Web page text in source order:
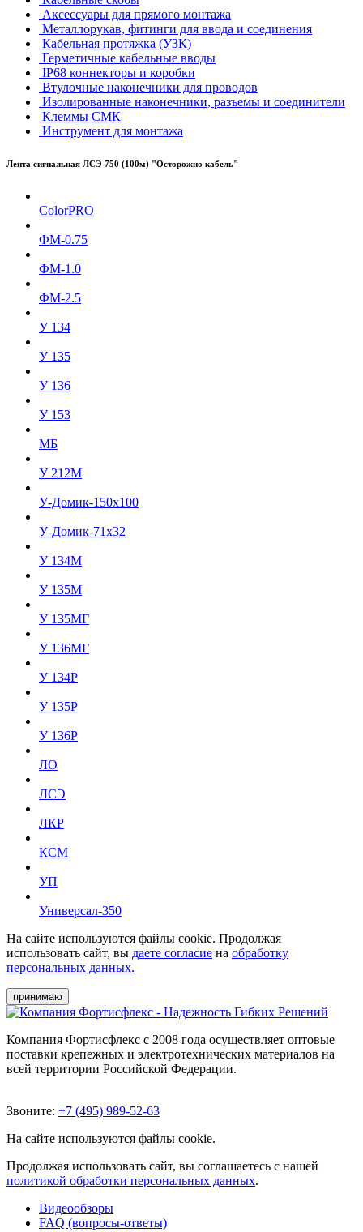
Аксессуары для прямого монтажа
Металлорукав, фитинги для ввода и соединения
Кабельная протяжка (УЗК)
Герметичные кабельные вводы
IP68 коннекторы и коробки
Втулочные наконечники для проводов
Изолированные наконечники, разъемы и соединители
Клеммы СМК
Инструмент для монтажа
Лента сигнальная ЛСЭ-750 (100м) "Осторожно кабель"
ColorPRO
ФМ-0.75
ФМ-1.0
ФМ-2.5
У 134
У 135
У 136
У 153
МБ
У 212М
У-Домик-150x100
У-Домик-71х32
У 134М
У 135М
У 135МГ
У 136МГ
У 134Р
У 135Р
У 136Р
ЛО
ЛСЭ
ЛКР
КСМ
УП
Универсал-350
На сайте используются файлы cookie. Продолжая
использовать сайт, вы даете согласие на обработку
персональных данных.
принимаю
Компания Фортисфлекс с 2008 года осуществляет оптовые
поставки крепежных и электротехнических материалов на
всей территории Российской Федерации.
Звоните: +7 (495) 989-52-63
На сайте используются файлы cookie.
Продолжая использовать сайт, вы соглашаетесь с нашей
политикой обработки персональных данных.
Видеообзоры
FAQ (вопросы-ответы)